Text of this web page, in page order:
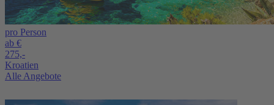
pro Person
ab €
275,-
Kroatien
Alle Angebote